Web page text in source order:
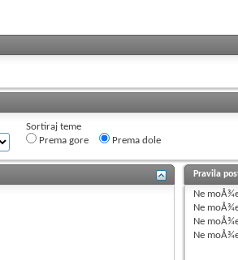
Sortiraj teme
Prema gore
Prema dole
Pravila
Ne
Ne
Ne
Ne